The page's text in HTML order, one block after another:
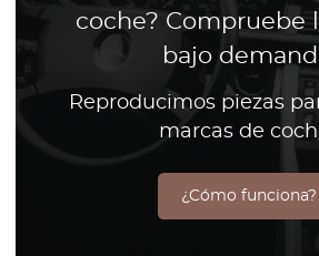
coche? Compruebe
bajo
Reproducimos piezas
marcas de
¿Cómo funciona?